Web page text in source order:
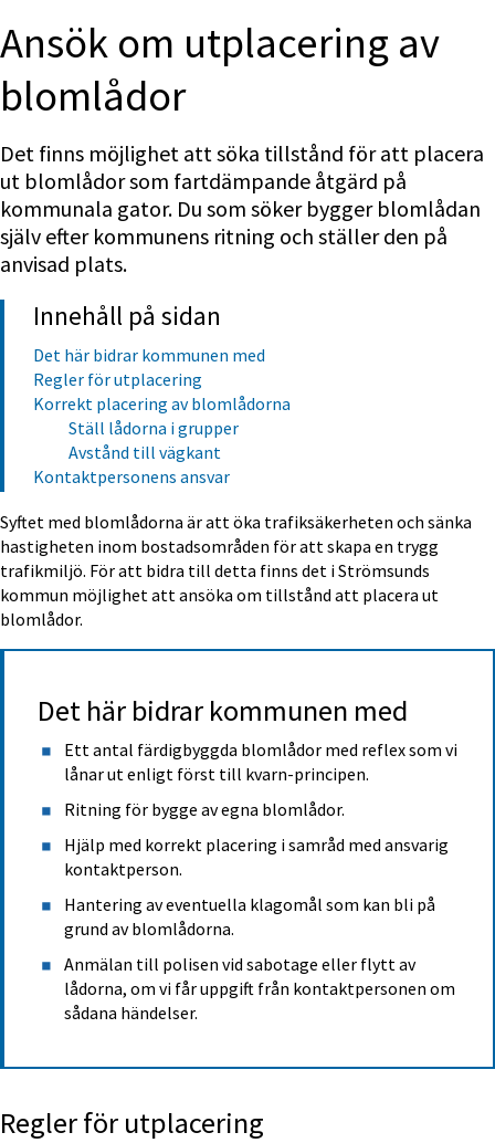
Ansök om utplacering av
blomlådor
Det finns möjlighet att söka tillstånd för att placera
ut blomlådor som fartdämpande åtgärd på
kommunala gator. Du som söker bygger blomlådan
själv efter kommunens ritning och ställer den på
anvisad plats.
Innehåll på sidan
Det här bidrar kommunen med
Regler för utplacering
Korrekt placering av blomlådorna
Ställ lådorna i grupper
Avstånd till vägkant
Kontaktpersonens ansvar
Syftet med blomlådorna är att öka trafiksäkerheten och sänka
hastigheten inom bostadsområden för att skapa en trygg
trafikmiljö. För att bidra till detta finns det i Strömsunds
kommun möjlighet att ansöka om tillstånd att placera ut
blomlådor.
Det här bidrar kommunen med
Ett antal färdigbyggda blomlådor med reflex som vi
lånar ut enligt först till kvarn-principen.
Ritning för bygge av egna blomlådor.
Hjälp med korrekt placering i samråd med ansvarig
kontaktperson.
Hantering av eventuella klagomål som kan bli på
grund av blomlådorna.
Anmälan till polisen vid sabotage eller flytt av
lådorna, om vi får uppgift från kontaktpersonen om
sådana händelser.
Regler för utplacering